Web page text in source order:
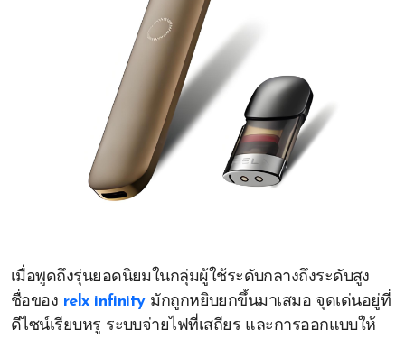
เมื่อพูดถึงรุ่นยอดนิยมในกลุ่มผู้ใช้ระดับกลางถึงระดับสูง
ชื่อของ relx infinityมักถูกหยิบยกขึ้นมาเสมอ จุดเด่นอยู่ที่
ดีไซน์เรียบหรู ระบบจ่ายไฟที่เสถียร และการออกแบบให้